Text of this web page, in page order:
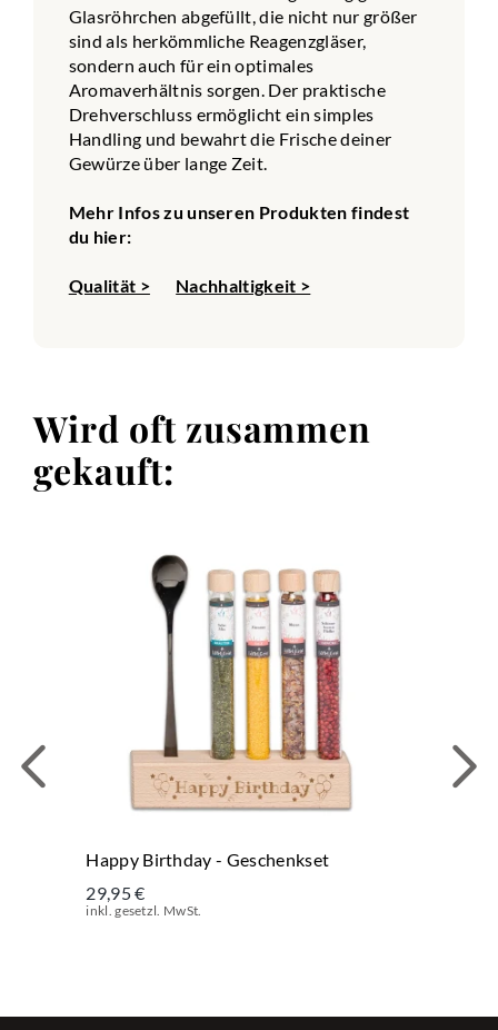
Glasröhrchen abgefüllt, die nicht nur größer
sind als herkömmliche Reagenzgläser,
sondern auch für ein optimales
Aromaverhältnis sorgen. Der praktische
Drehverschluss ermöglicht ein simples
Handling und bewahrt die Frische deiner
Gewürze über lange Zeit.
Mehr Infos zu unseren Produkten findest
du hier:
Qualität > Nachhaltigkeit >
Wird oft zusammen
gekauft:
Happy Birthday - Geschenkset
29,95 €
inkl. gesetzl. MwSt.